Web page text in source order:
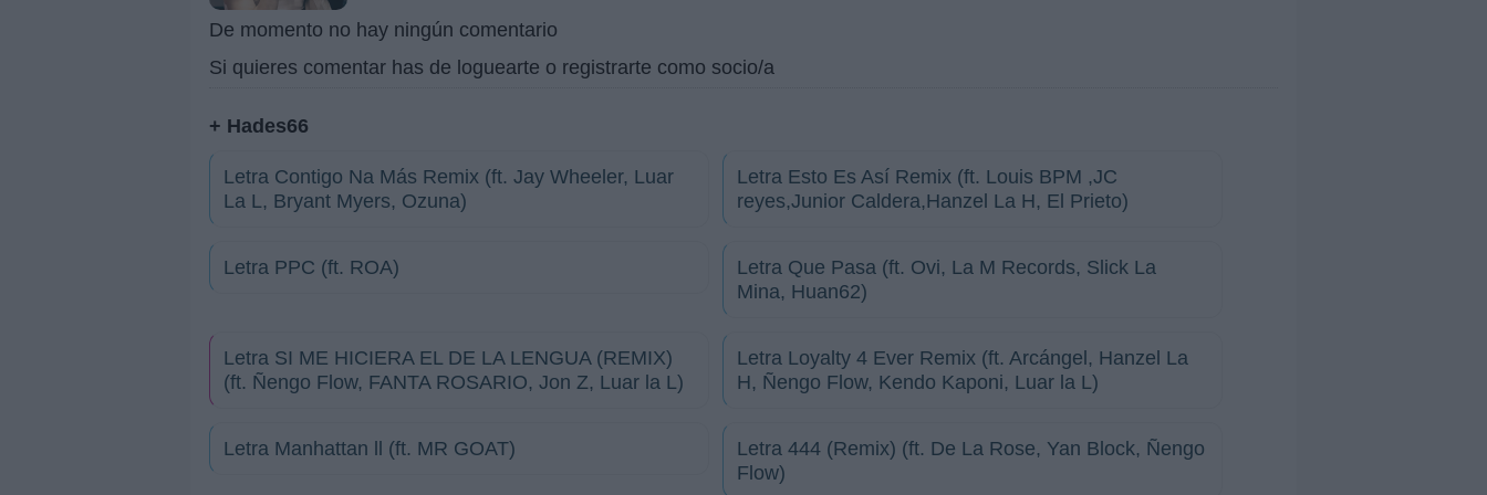
De momento no hay ningún comentario
Si quieres comentar has de loguearte o registrarte como socio/a
+ Hades66
Letra Contigo Na Más Remix (ft. Jay Wheeler, Luar
La L, Bryant Myers, Ozuna)
Letra Esto Es Así Remix (ft. Louis BPM ,JC
reyes,Junior Caldera,Hanzel La H, El Prieto)
Letra PPC (ft. ROA)
Letra Que Pasa (ft. Ovi, La M Records, Slick La
Mina, Huan62)
Letra SI ME HICIERA EL DE LA LENGUA (REMIX)
(ft. Ñengo Flow, FANTA ROSARIO, Jon Z, Luar la L)
Letra Loyalty 4 Ever Remix (ft. Arcángel, Hanzel La
H, Ñengo Flow, Kendo Kaponi, Luar la L)
Letra Manhattan ll (ft. MR GOAT)
Letra 444 (Remix) (ft. De La Rose, Yan Block, Ñengo
Flow)